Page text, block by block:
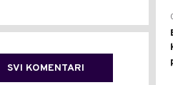
SVI KOMENTARI